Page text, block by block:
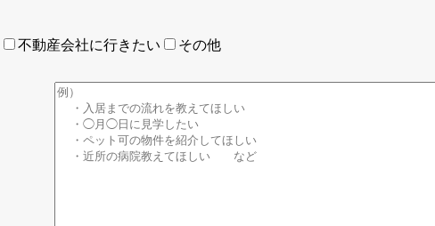
不動産会社に行きたい その他